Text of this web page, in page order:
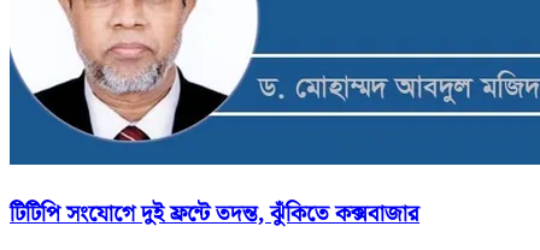
টিটিপি সংযোগে দুই ফ্রন্টে তদন্ত, ঝুঁকিতে কক্সবাজার